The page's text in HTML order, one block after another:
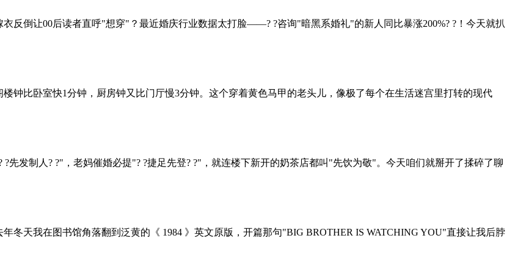
反倒让00后读者直呼"想穿"？最近婚庆行业数据太打脸——? ?咨询"暗黑系婚礼"的新人同比暴涨200%? ?！今天就扒
比卧室快1分钟，厨房钟又比门厅慢3分钟。这个穿着黄色马甲的老头儿，像极了每个在生活迷宫里打转的现代
先发制人? ?"，老妈催婚必提"? ?捷足先登? ?"，就连楼下新开的奶茶店都叫"先饮为敬"。今天咱们就掰开了揉碎了聊
冬天我在图书馆角落翻到泛黄的《 1984 》英文原版，开篇那句"BIG BROTHER IS WATCHING YOU"直接让我后脖